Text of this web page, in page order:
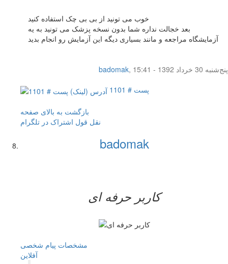
خوب می تونید از بی بی چک استفاده کنید
بعد خجالت نداره شما بدون نسخه پزشک می تونید به یه
آزمایشگاه مراجعه و مانند بسیاری دیگه این آزمایش رو انجام بدید
badomak,
پنج‌شنبه 30 خرداد 1392 - 15:41
پست # 1101
بازگشت به بالای صفحه
نقل قول اشتراک در تلگرام
badomak
کاربر حرفه ای
مشخصات پیام شخصی
آفلاين